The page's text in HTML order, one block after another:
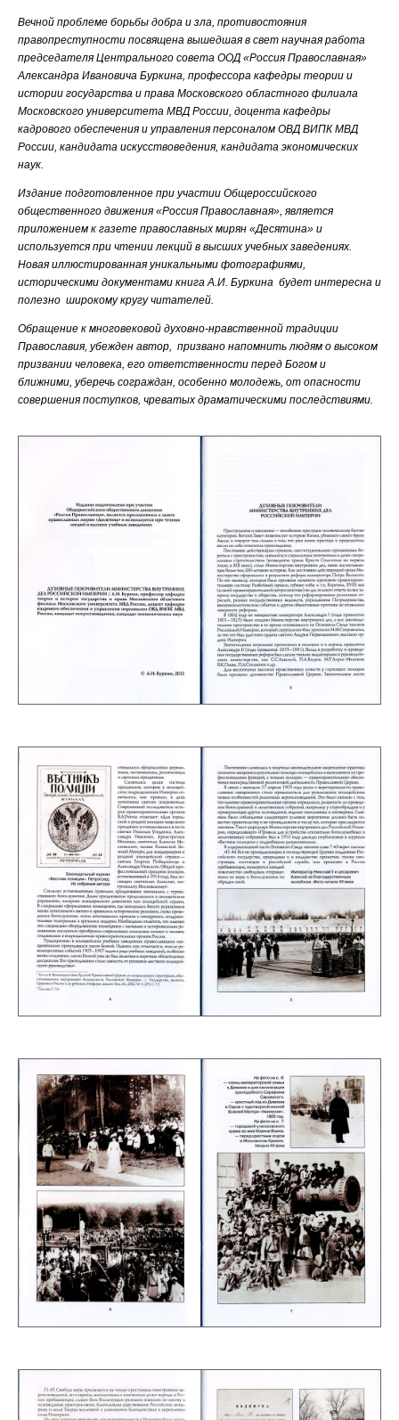
Вечной проблеме борьбы добра и зла, противостояния
правопреступности посвящена вышедшая в свет научная работа
председателя Центрального совета ООД «Россия Православная»
Александра Ивановича Буркина, профессора кафедры теории и
истории государства и права Московского областного филиала
Московского университета МВД России, доцента кафедры
кадрового обеспечения и управления персоналом ОВД ВИПК МВД
России, кандидата искусствоведения, кандидата экономических
наук.
Издание подготовленное при участии Общероссийского
общественного движения «Россия Православная», является
приложением к газете православных мирян «Десятина» и
используется при чтении лекций в высших учебных заведениях.
Новая иллюстированная уникальными фотографиями,
историческими документами книга А.И. Буркина будет интересна и
полезно широкому кругу читателей.
Обращение к многовековой духовно-нравственной традиции
Православия, убежден автор, призвано напомнить людям о высоком
призвании человека, его ответственности перед Богом и
ближними, уберечь сограждан, особенно молодежь, от опасности
совершения поступков, чреватых драматическими последствиями.